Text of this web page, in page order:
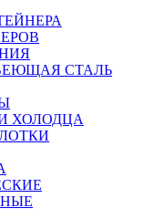
СТАЛЬ
ХОЛОДЦА